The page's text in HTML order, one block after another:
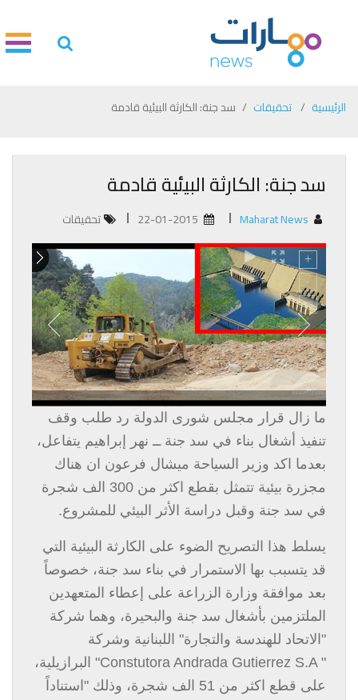
الرئيسية تحقيقات سد جنة: الكارثة البيئية قادمة
سد جنة: الكارثة البيئية قادمة
Maharat News تحقيقات
ما زال قرار مجلس شورى الدولة رد طلب وقف
تنفيذ أشغال بناء في سد جنة ــ نهر إبراهيم يتفاعل،
بعدما اكد وزير السياحة ميشال فرعون ان هناك
مجزرة بيئية تتمثل بقطع اكثر من 300 الف شجرة
في سد جنة وقبل دراسة الأثر البيئي للمشروع.
يسلط هذا التصريح الضوء على الكارثة البيئية التي
قد يتسبب بها الاستمرار في بناء سد جنة، خصوصاً
بعد موافقة وزارة الزراعة على إعطاء المتعهدين
الملتزمين بأشغال سد جنة والبحيرة، وهما شركة
"الاتحاد للهندسة والتجارة" اللبنانية وشركة
"
Constutora Andrada Gutierrez S.A" البرازيلية،
على قطع اكثر من 51 الف شجرة، وذلك "استناداً